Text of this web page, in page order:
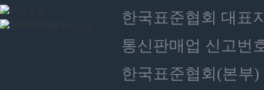
한국표준협회 대표
통신판매업 신고번
한국표준협회(본부